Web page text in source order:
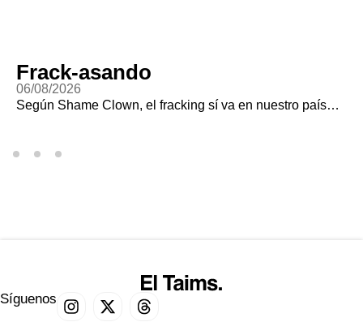
Frack-asando
06/08/2026
Según Shame Clown, el fracking sí va en nuestro país…
Síguenos